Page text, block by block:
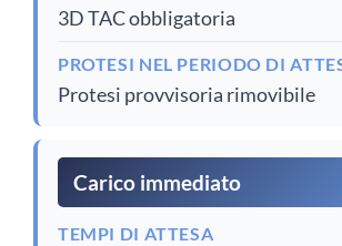
3D TAC obbligatoria
PROTESI NEL PERIODO DI
Protesi provvisoria rimovibile
Carico immediato
TEMPI DI ATTESA